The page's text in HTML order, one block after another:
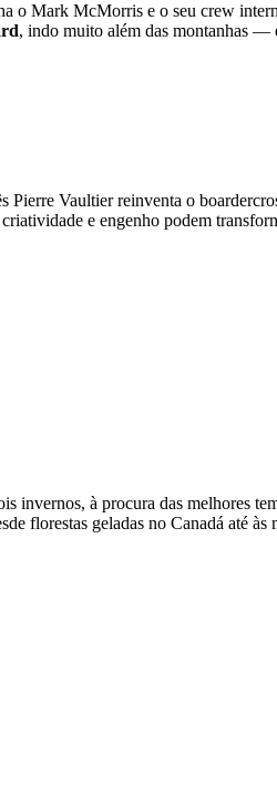
o Mark McMorris e o seu crew
, indo muito além das montanhas —
Pierre Vaultier reinventa o
e engenho podem
invernos, à procura das melhores
florestas geladas no Canadá até às